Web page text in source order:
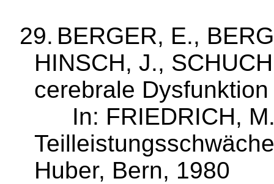
29. BERGER, E.,
HINSCH, J.,
cerebrale Dysfunktion
In: FRIEDRICH,
Huber, Bern, 1980